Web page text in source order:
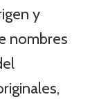
y
nombres